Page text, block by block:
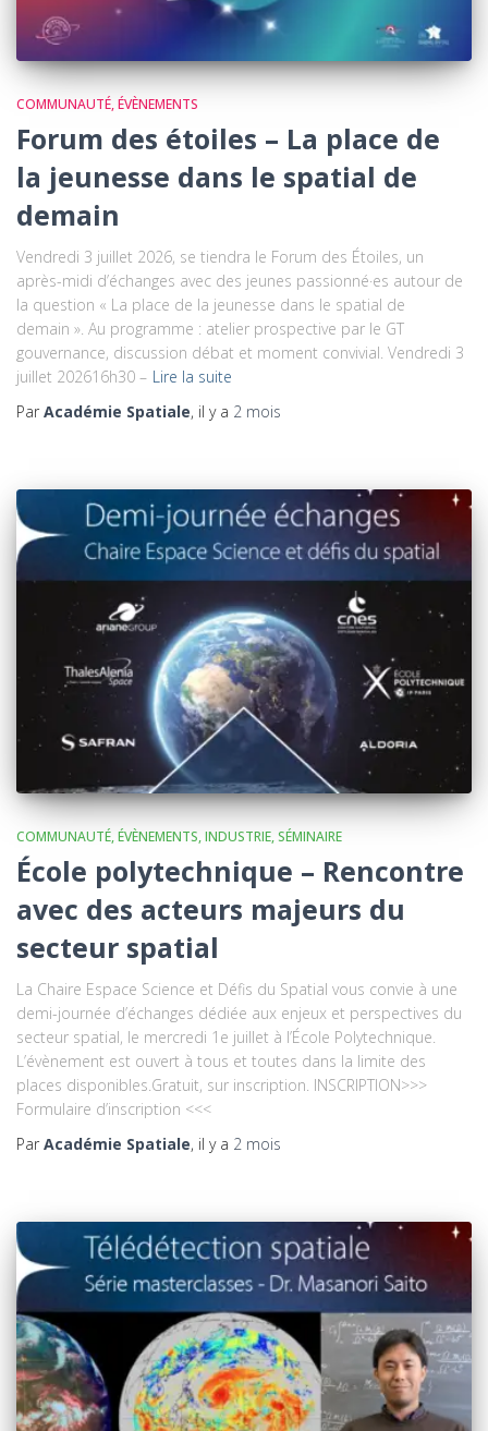
COMMUNAUTÉ ÉVÈNEMENTS
Forum des étoiles – La place de
la jeunesse dans le spatial de
demain
Vendredi 3 juillet 2026, se tiendra le Forum des Étoiles, un
après-midi d’échanges avec des jeunes passionné·es autour de
la question « La place de la jeunesse dans le spatial de
demain ». Au programme : atelier prospective par le GT
gouvernance, discussion débat et moment convivial. Vendredi 3
juillet 202616h30 – Lire la suite
Par Académie Spatiale, il y a 2 mois
COMMUNAUTÉ ÉVÈNEMENTS INDUSTRIE SÉMINAIRE
École polytechnique – Rencontre
avec des acteurs majeurs du
secteur spatial
La Chaire Espace Science et Défis du Spatial vous convie à une
demi-journée d’échanges dédiée aux enjeux et perspectives du
secteur spatial, le mercredi 1e juillet à l’École Polytechnique.
L’évènement est ouvert à tous et toutes dans la limite des
places disponibles.Gratuit, sur inscription. INSCRIPTION>>>
Formulaire d’inscription <<<
Par Académie Spatiale, il y a 2 mois